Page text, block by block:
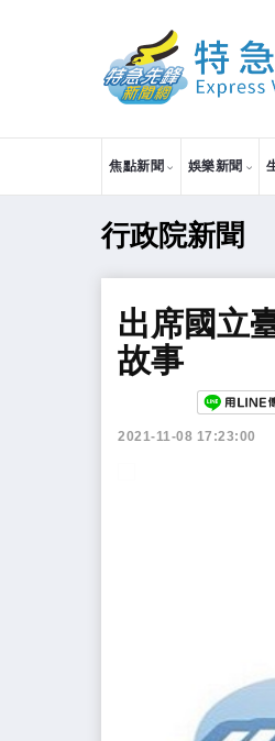
焦點新聞 娛樂新聞
行政院新聞
出席國立
故事
2021-11-08 17:23:00